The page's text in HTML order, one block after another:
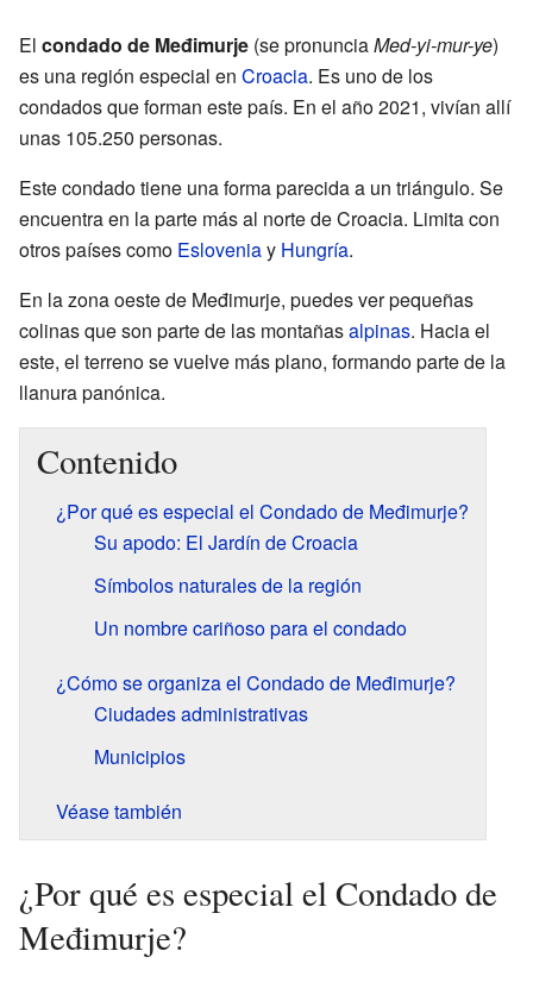
El condado de Međimurje (se pronunciaMed-yi-mur-ye)
es una región especial en Croacia. Es uno de los
condados que forman este país. En el año 2021, vivían allí
unas 105.250 personas.
Este condado tiene una forma parecida a un triángulo. Se
encuentra en la parte más al norte de Croacia. Limita con
otros países como Esloveniay Hungría.
En la zona oeste de Međimurje, puedes ver pequeñas
colinas que son parte de las montañasalpinas. Hacia el
este, el terreno se vuelve más plano, formando parte de la
llanura panónica.
Contenido
¿Por qué es especial el Condado de Međimurje?
Su apodo: El Jardín de Croacia
Símbolos naturales de la región
Un nombre cariñoso para el condado
¿Cómo se organiza el Condado de Međimurje?
Ciudades administrativas
Municipios
Véase también
¿Por qué es especial el Condado de
Međimurje?